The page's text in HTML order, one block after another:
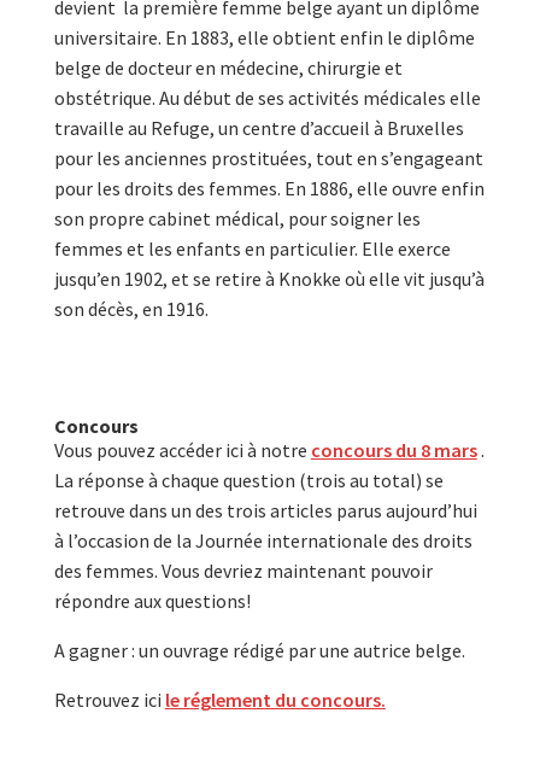
devient la première femme belge ayant un diplôme
universitaire. En 1883, elle obtient enfin le diplôme
belge de docteur en médecine, chirurgie et
obstétrique. Au début de ses activités médicales elle
travaille au Refuge, un centre d’accueil à Bruxelles
pour les anciennes prostituées, tout en s’engageant
pour les droits des femmes. En 1886, elle ouvre enfin
son propre cabinet médical, pour soigner les
femmes et les enfants en particulier. Elle exerce
jusqu’en 1902, et se retire à Knokke où elle vit jusqu’à
son décès, en 1916.
Concours
Vous pouvez accéder ici à notre concours du 8 mars.
La réponse à chaque question (trois au total) se
retrouve dans un des trois articles parus aujourd’hui
à l’occasion de la Journée internationale des droits
des femmes. Vous devriez maintenant pouvoir
répondre aux questions!
A gagner : un ouvrage rédigé par une autrice belge.
Retrouvez ici le réglement du concours.